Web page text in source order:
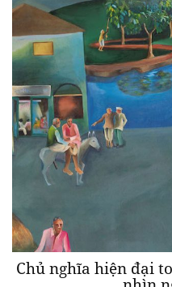
Nhà sưu tầm Đông
xe
May 02,
Bugatti vừa hoàn thành đơn